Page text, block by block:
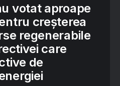
votat aproape
creșterea
regenerabile
care
de